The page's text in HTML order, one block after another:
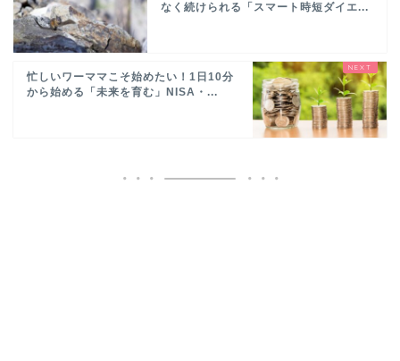
なく続けられる「スマート時短ダイエ...
忙しいワーママこそ始めたい！1日10分
から始める「未来を育む」NISA・...